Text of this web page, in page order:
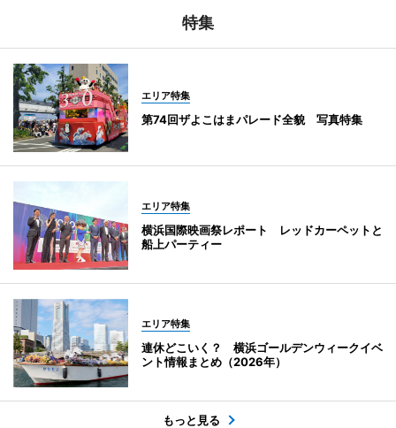
特集
エリア特集
第74回ザよこはまパレード全貌 写真特集
エリア特集
横浜国際映画祭レポート レッドカーペットと
船上パーティー
エリア特集
連休どこいく？ 横浜ゴールデンウィークイベ
ント情報まとめ（2026年）
もっと見る